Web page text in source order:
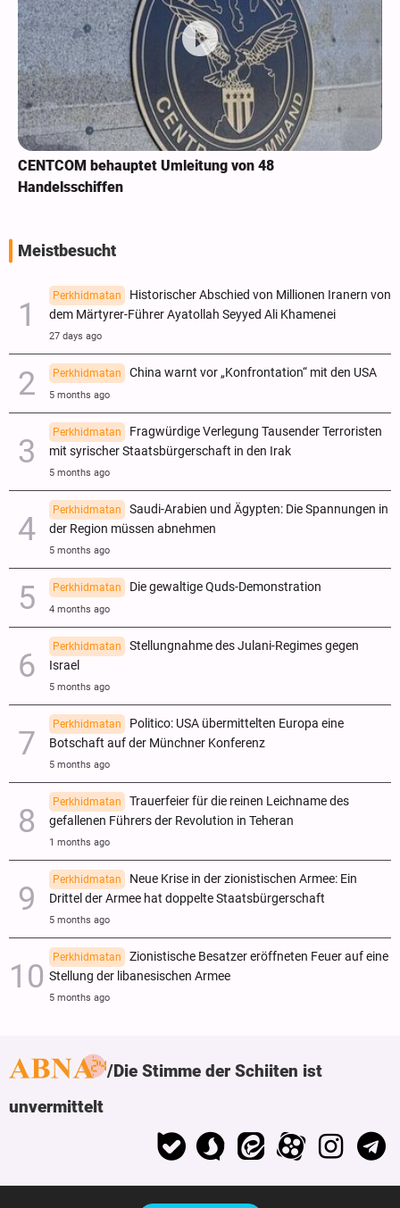
CENTCOM behauptet Umleitung von 48
Handelsschiffen
Meistbesucht
Perkhidmatan
Historischer Abschied von Millionen Iranern von
dem Märtyrer-Führer Ayatollah Seyyed Ali Khamenei
27 days ago
Perkhidmatan China warnt vor „Konfrontation“ mit den USA
5 months ago
Perkhidmatan
Fragwürdige Verlegung Tausender Terroristen
mit syrischer Staatsbürgerschaft in den Irak
5 months ago
Perkhidmatan
Saudi-Arabien und Ägypten: Die Spannungen in
der Region müssen abnehmen
5 months ago
Perkhidmatan Die gewaltige Quds-Demonstration
4 months ago
Perkhidmatan
Stellungnahme des Julani-Regimes gegen
Israel
5 months ago
Perkhidmatan
Politico: USA übermittelten Europa eine
Botschaft auf der Münchner Konferenz
5 months ago
Perkhidmatan
Trauerfeier für die reinen Leichname des
gefallenen Führers der Revolution in Teheran
1 months ago
Perkhidmatan
Neue Krise in der zionistischen Armee: Ein
Drittel der Armee hat doppelte Staatsbürgerschaft
5 months ago
Perkhidmatan
Zionistische Besatzer eröffneten Feuer auf eine
Stellung der libanesischen Armee
5 months ago
Die Stimme der Schiiten ist
unvermittelt